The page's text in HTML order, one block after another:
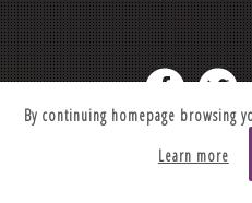
2012-2026 ©
Made by
By continuing homepage browsing
Learn more